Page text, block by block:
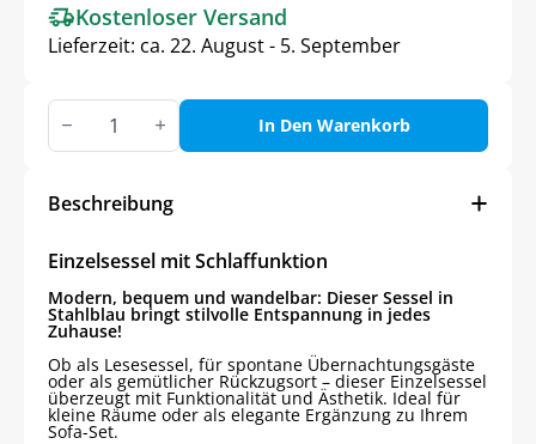
416,95€
312,97€.
Kostenloser Versand
Lieferzeit: ca. 22. August - 5. September
Einzelsessel
mit
Schlaffunktion
In Den Warenkorb
Beschreibung
Einzelsessel mit Schlaffunktion
Modern, bequem und wandelbar: Dieser Sessel in
Stahlblau bringt stilvolle Entspannung in jedes
Zuhause!
Ob als Lesesessel, für spontane Übernachtungsgäste
oder als gemütlicher Rückzugsort – dieser Einzelsessel
überzeugt mit Funktionalität und Ästhetik. Ideal für
kleine Räume oder als elegante Ergänzung zu Ihrem
Sofa-Set.